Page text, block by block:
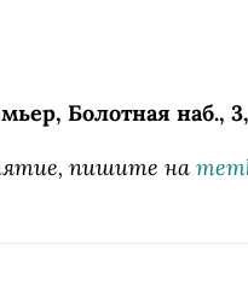
Болотная наб., 3,
пишите на